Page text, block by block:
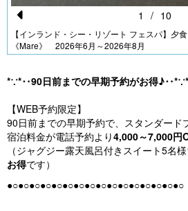
Pr
e
vi
u
s
【インランド・シー・リゾート フェスパ】夕
《Mare》 2026年6月～2026年8月
1 / 10
*∵*‥90日前までの早期予約がお得♪‥*∵*
【WEB予約限定】
90日前までの早期予約で、スタンダード
宿泊料金が電話予約より4,000～7,000円
（ジャグジー露天風呂付きスイート5名
お得です）
●○●○●○●○●○●○●○●○●○●○●○●○●○●○●○●○